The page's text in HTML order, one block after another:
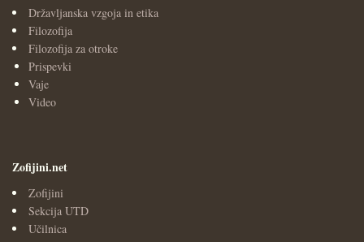
Državljanska vzgoja in etika
Filozofija
Filozofija za otroke
Prispevki
Vaje
Video
Zofijini.net
Zofijini
Sekcija UTD
Učilnica